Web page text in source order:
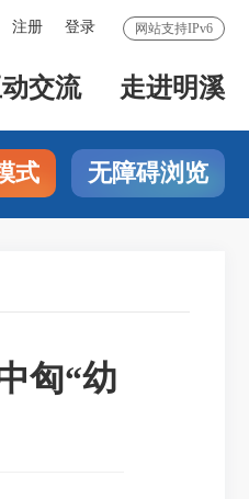
网站支持IPv6
注册 登录
交流 走进明溪
式 无障碍浏览
匈“幼